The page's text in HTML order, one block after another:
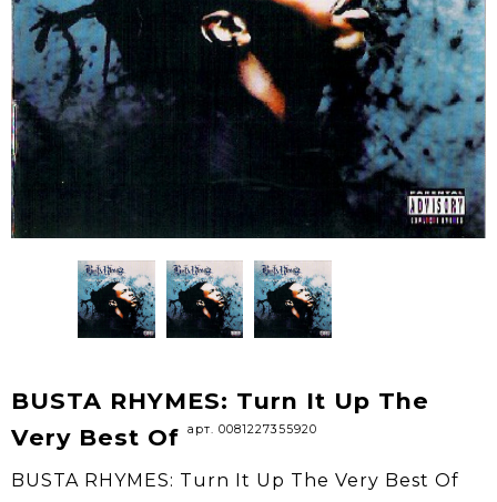
BUSTA RHYMES: Turn It Up The
Very Best Of
арт. 0081227355920
BUSTA RHYMES: Turn It Up The Very Best Of